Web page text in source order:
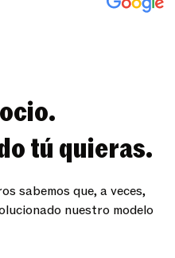
tú quieras.
sabemos que, a veces,
nuestro modelo